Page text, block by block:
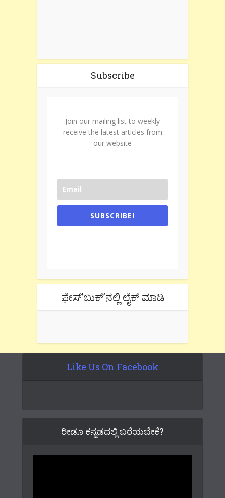
Subscribe
Join our mailing list to weekly
receive the latest articles from
our website
SUBSCRIBE!
ಫೇಸ್’ಬುಕ್’ನಲ್ಲಿ ಲೈಕ್ ಮಾಡಿ
Like Us On Facebook
ರೀಡೂ ಕನ್ನಡದಲ್ಲಿ ಬರೆಯಬೇಕೆ?